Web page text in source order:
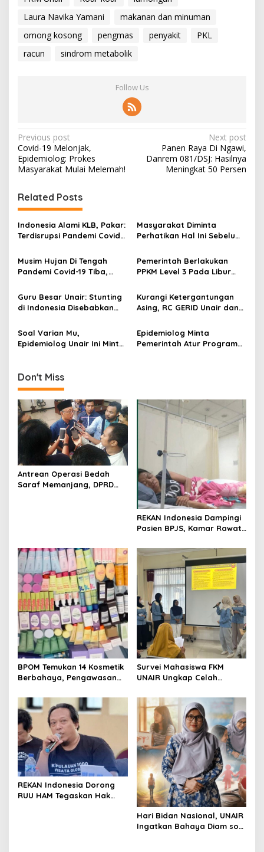
Laura Navika Yamani
makanan dan minuman
omong kosong
pengmas penyakit
PKL
racun
sindrom metabolik
Follow Us
P
o
s
t
n
a
v
i
g
t
o
n
Previous post
Covid-19 Melonjak,
Epidemiolog: Prokes
Masyarakat Mulai Melemah!
Next post
Panen Raya Di Ngawi,
Danrem 081/DSJ: Hasilnya
Meningkat 50 Persen
Related Posts
Indonesia Alami KLB, Pakar:
Terdisrupsi Pandemi Covid-
Rendah!
Masyarakat Diminta
Perhatikan Hal Ini Sebelum
Musim Hujan Di Tengah
Pandemi Covid-19 Tiba,
Dari Dosen FKM Unair
Pemerintah Berlakukan
PPKM Level 3 Pada Libur
Epidemiologi
Guru Besar Unair: Stunting
di Indonesia Disebabkan
Pusat dan Daerah!
Kurangi Ketergantungan
Asing, RC GERID Unair dan
NTB Kerjasama
Kembangkan Rapid Test
Soal Varian Mu,
Epidemiolog Unair Ini Minta
Indonesia
Epidemiolog Minta
Pemerintah Atur Program
Don't Miss
Antrean Operasi Bedah
Saraf Memanjang, DPRD
REKAN Indonesia Dampingi
Pasien BPJS, Kamar Rawat
BPOM Temukan 14 Kosmetik
Berbahaya, Pengawasan
Diperketat
Survei Mahasiswa FKM
UNAIR Ungkap Celah
Permukiman Surabaya
REKAN Indonesia Dorong
RUU HAM Tegaskan Hak
Hari Bidan Nasional, UNAIR
Ingatkan Bahaya Diam soal